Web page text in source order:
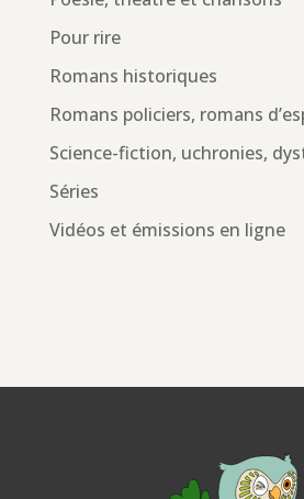
Pour rire
Romans historiques
Romans policiers, romans
Science-fiction, uchronies,
Séries
Vidéos et émissions en ligne